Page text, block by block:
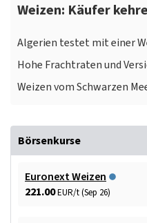
Weizen: Käufer
Algerien testet mit einer
Hohe Frachtraten und
Weizen vom Schwarzen
Börsenkurse
Euronext Weizen
221.00EUR/t (Sep 26)